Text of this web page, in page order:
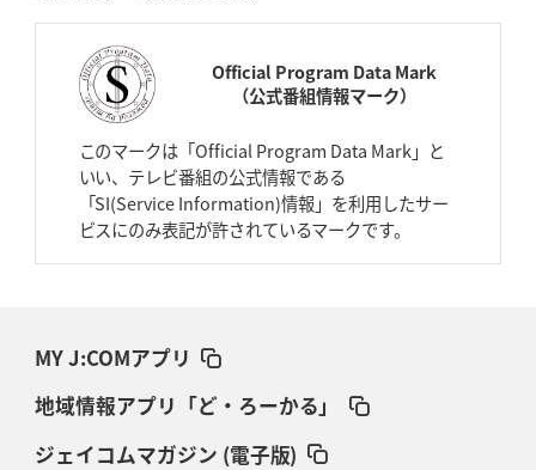
Official Program Data Mark
（公式番組情報マーク）
このマークは「Official Program Data Mark」と
いい、テレビ番組の公式情報である
「SI(Service Information)情報」を利用したサー
ビスにのみ表記が許されているマークです。
MY J:COMアプリ
地域情報アプリ「ど・ろーかる」
ジェイコムマガジン (電子版)